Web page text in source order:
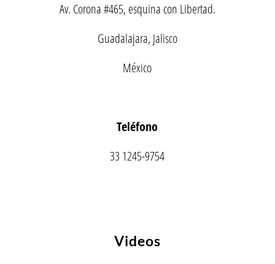
Av. Corona #465, esquina con Libertad.
Guadalajara, Jalisco
México
Teléfono
33 1245-9754
Videos